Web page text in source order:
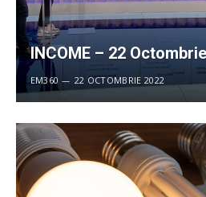
INCOME – 22 Octombrie
EM360 22 OCTOMBRIE 2022